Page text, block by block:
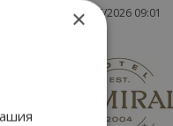
17/06/2026 09:01
×